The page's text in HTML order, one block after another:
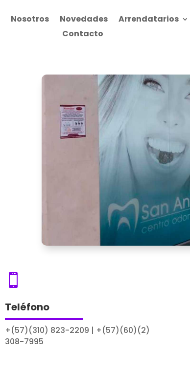
Nosotros Novedades
Arrendatarios
Contacto

Teléfono
+(57)(310) 823-2209 | +(57)(60)(2)
308-7995